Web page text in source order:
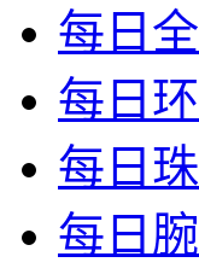
每日
每日
每日
每日